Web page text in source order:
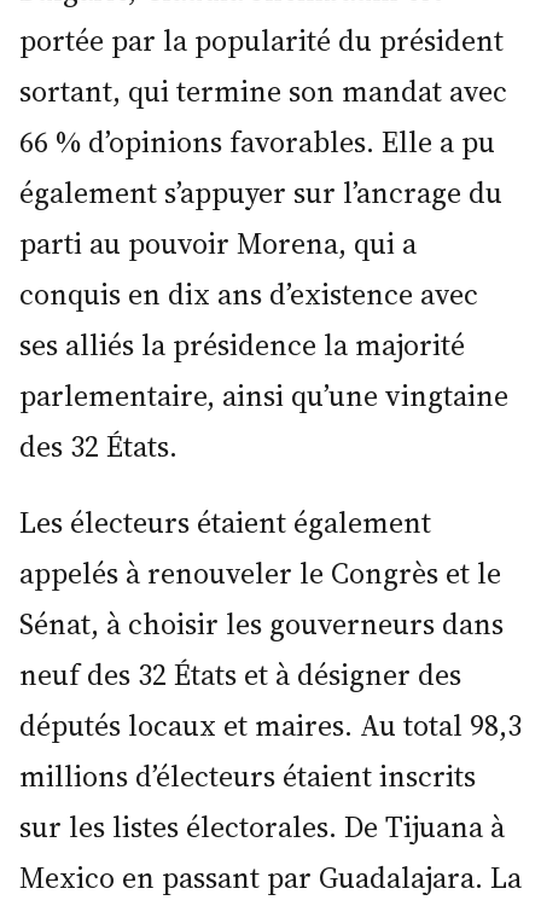
portée par la popularité du président
sortant, qui termine son mandat avec
66 % d’opinions favorables. Elle a pu
également s’appuyer sur l’ancrage du
parti au pouvoir Morena, qui a
conquis en dix ans d’existence avec
ses alliés la présidence la majorité
parlementaire, ainsi qu’une vingtaine
des 32 États.
Les électeurs étaient également
appelés à renouveler le Congrès et le
Sénat, à choisir les gouverneurs dans
neuf des 32 États et à désigner des
députés locaux et maires. Au total 98,3
millions d’électeurs étaient inscrits
sur les listes électorales. De Tijuana à
Mexico en passant par Guadalajara. La